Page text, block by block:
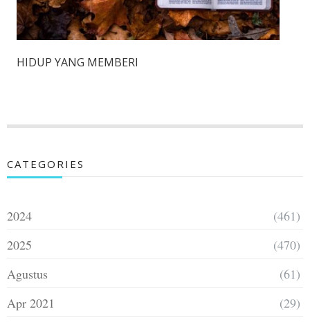
HIDUP YANG MEMBERI
CATEGORIES
2024
(461)
2025
(470)
Agustus
(61)
Apr 2021
(29)